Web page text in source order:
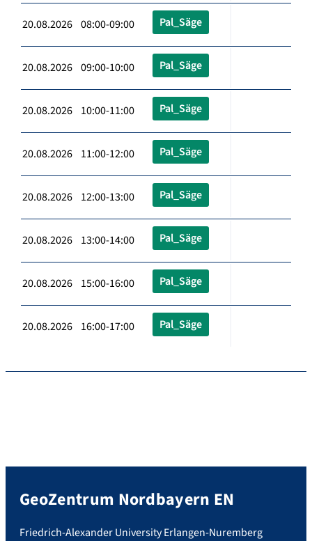
20.08.2026 08:00-09:00 Pal_Säge
20.08.2026 09:00-10:00 Pal_Säge
20.08.2026 10:00-11:00 Pal_Säge
20.08.2026 11:00-12:00 Pal_Säge
20.08.2026 12:00-13:00 Pal_Säge
20.08.2026 13:00-14:00 Pal_Säge
20.08.2026 15:00-16:00 Pal_Säge
20.08.2026 16:00-17:00 Pal_Säge
GeoZentrum Nordbayern EN
Friedrich-Alexander University Erlangen-Nuremberg